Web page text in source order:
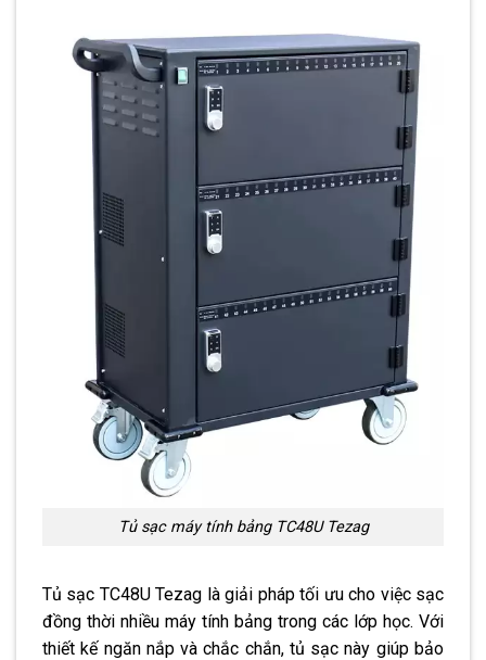
Tủ sạc máy tính bảng TC48U Tezag
Tủ sạc TC48U Tezag là giải pháp tối ưu cho việc sạc
đồng thời nhiều máy tính bảng trong các lớp học. Với
thiết kế ngăn nắp và chắc chắn, tủ sạc này giúp bảo